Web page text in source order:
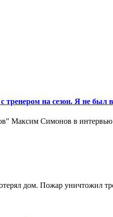
на сезон. Я не был
Максим Симонов в
дом. Пожар уничтожил